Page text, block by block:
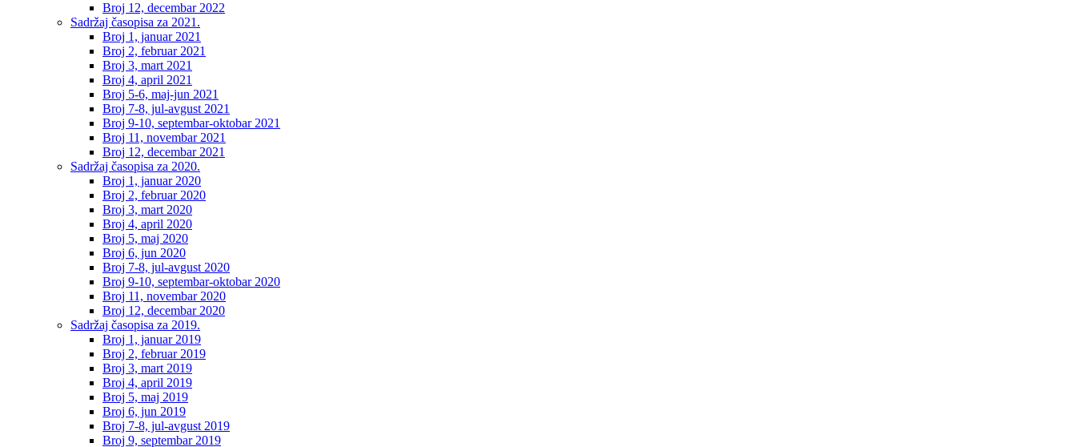
Broj 12, decembar 2022
Sadržaj časopisa za 2021.
Broj 1, januar 2021
Broj 2, februar 2021
Broj 3, mart 2021
Broj 4, april 2021
Broj 5-6, maj-jun 2021
Broj 7-8, jul-avgust 2021
Broj 9-10, septembar-oktobar 2021
Broj 11, novembar 2021
Broj 12, decembar 2021
Sadržaj časopisa za 2020.
Broj 1, januar 2020
Broj 2, februar 2020
Broj 3, mart 2020
Broj 4, april 2020
Broj 5, maj 2020
Broj 6, jun 2020
Broj 7-8, jul-avgust 2020
Broj 9-10, septembar-oktobar 2020
Broj 11, novembar 2020
Broj 12, decembar 2020
Sadržaj časopisa za 2019.
Broj 1, januar 2019
Broj 2, februar 2019
Broj 3, mart 2019
Broj 4, april 2019
Broj 5, maj 2019
Broj 6, jun 2019
Broj 7-8, jul-avgust 2019
Broj 9, septembar 2019